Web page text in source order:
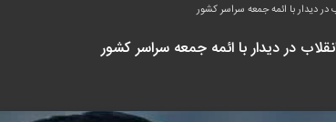
دیدار با ائمه جمعه سراسر کشور
در دیدار با ائمه جمعه سراسر کشور